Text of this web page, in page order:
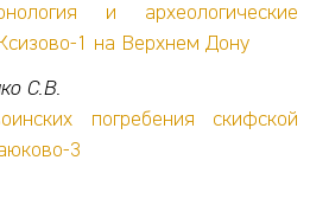
и археологические
1 на Верхнем Дону
С.В.
погребения скифской
3